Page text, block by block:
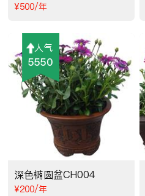
¥500/年
人气
5550
深色椭圆盆CH004
¥200/年